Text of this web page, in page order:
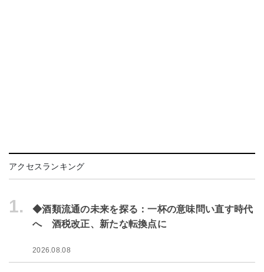
アクセスランキング
1.
◆酒類流通の未来を探る：一杯の意味問い直す時代
へ 酒税改正、新たな転換点に
2026.08.08